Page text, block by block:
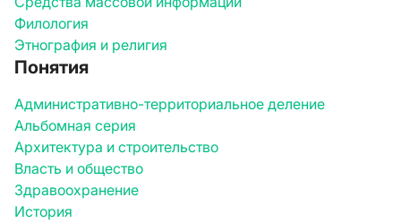
Филология
Этнография и религия
Понятия
Административно-территориальное деление
Альбомная серия
Архитектура и строительство
Власть и общество
Здравоохранение
История